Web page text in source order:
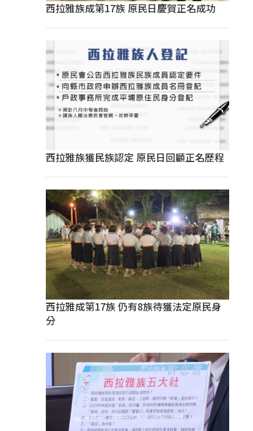
西拉雅族成第17族 原民日慶賀正名成功
西拉雅族獲民族認定 原民日回顧正名歷程
西拉雅成第17族 仍有8族待獲法定原民身
分